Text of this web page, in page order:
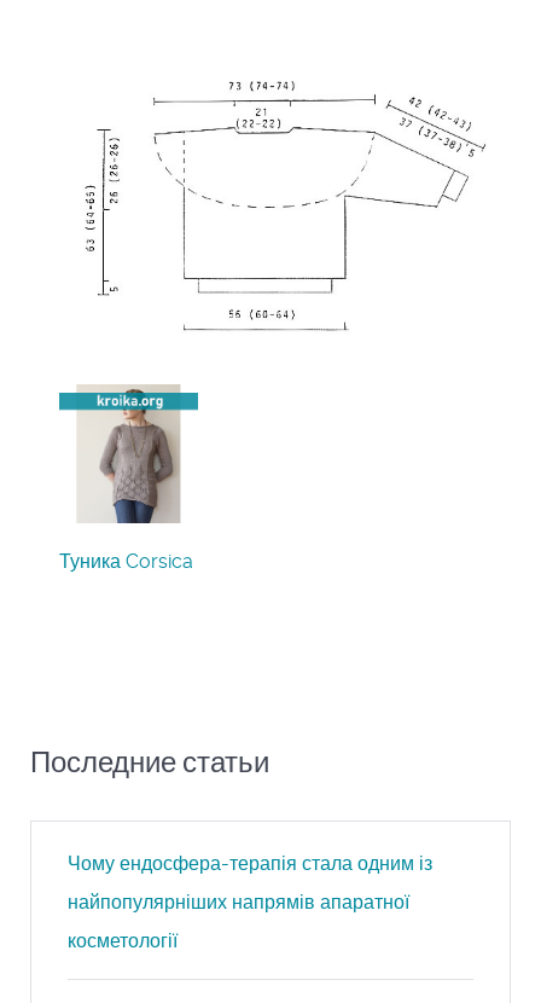
Туника Corsica
Последние статьи
Чому ендосфера-терапія стала одним із
найпопулярніших напрямів апаратної
косметології